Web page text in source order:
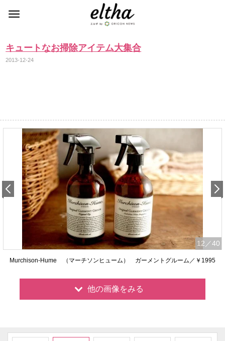
キュートなお掃除アイテム大集合
2013-12-24
12 ／40
Murchison-Hume （マーチソンヒューム） ガーメントグルーム／￥1995
他の画像をみる